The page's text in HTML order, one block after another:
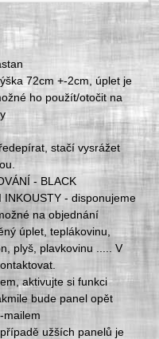
72cm +-2cm, úplet je
ho použít/otočit na
stačí vysrážet
- BLACK
INKOUSTY - disponujeme
na objednání
úplet, teplákovinu,
plyš, plavkovinu ..... V
aktivujte si funkci
bude panel opět
mailem
užších panelů je